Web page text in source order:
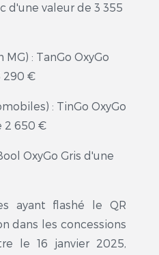
d'une valeur de 3 355
: TanGo OxyGo
290 €
: TinGo OxyGo
2 650 €
OxyGo Gris d'une
ayant flashé le QR
dans les concessions
le 16 janvier 2025,